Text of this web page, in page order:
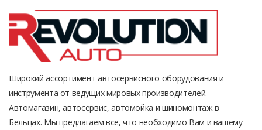
Широкий ассортимент автосервисного оборудования и
инструмента от ведущих мировых производителей.
Автомагазин, автосервис, автомойка и шиномонтаж в
Бельцах. Мы предлагаем все, что необходимо Вам и вашему